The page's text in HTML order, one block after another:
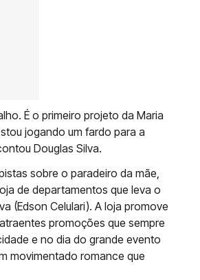
É o primeiro projeto da Maria
jogando um fardo para a
Douglas Silva.
sobre o paradeiro da mãe,
de departamentos que leva o
(Edson Celulari). A loja promove
promoções que sempre
e no dia do grande evento
movimentado romance que